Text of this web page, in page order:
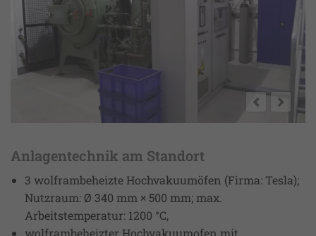
Anlagentechnik am Standort
3 wolframbeheizte Hochvakuumöfen (Firma: Tesla);
Nutzraum: Ø 340 mm × 500 mm; max.
Arbeitstemperatur: 1200 °C,
wolframbeheizter Hochvakuumofen mit